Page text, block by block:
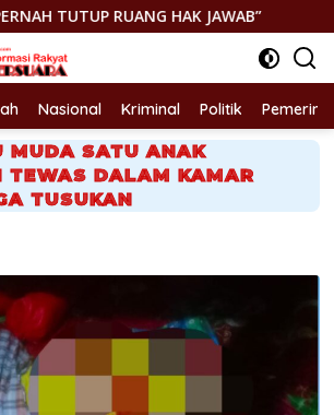
HAK JAWAB” GEGER! JENAZAH
Nasional Kriminal Politik
MUDA SATU ANAK
TEWAS DALAM KAMAR
TUSUKAN